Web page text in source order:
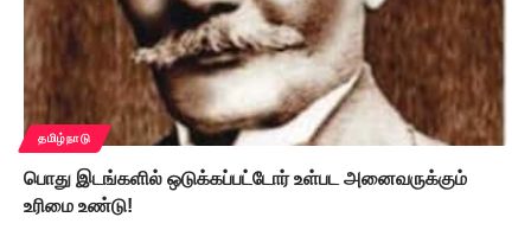
தமிழ்நாடு
பொது இடங்களில் ஒடுக்கப்பட்டோர் உள்பட அனைவருக்கும்
உரிமை உண்டு!